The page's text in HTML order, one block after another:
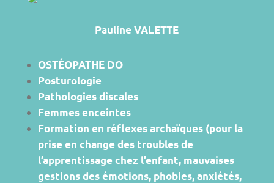
Pauline VALETTE
OSTÉOPATHE DO
Posturologie
Pathologies discales
Femmes enceintes
Formation en réflexes archaïques (pour la
prise en change des troubles de
l’apprentissage chez l’enfant, mauvaises
gestions des émotions, phobies, anxiétés,